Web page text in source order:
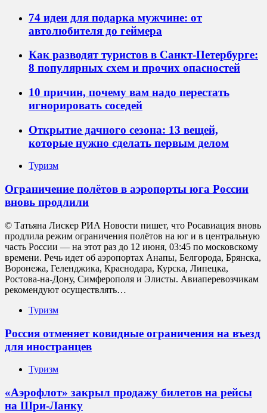
74 идеи для подарка мужчине: от
автолюбителя до геймера
Как разводят туристов в Санкт-Петербурге:
8 популярных схем и прочих опасностей
10 причин, почему вам надо перестать
игнорировать соседей
Открытие дачного сезона: 13 вещей,
которые нужно сделать первым делом
Туризм
Ограничение полётов в аэропорты юга России
вновь продлили
© Татьяна Лискер РИА Новости пишет, что Росавиация вновь
продлила режим ограничения полётов на юг и в центральную
часть России — на этот раз до 12 июня, 03:45 по московскому
времени. Речь идет об аэропортах Анапы, Белгорода, Брянска,
Воронежа, Геленджика, Краснодара, Курска, Липецка,
Ростова-на-Дону, Симферополя и Элисты. Авиаперевозчикам
рекомендуют осуществлять…
Туризм
Россия отменяет ковидные ограничения на въезд
для иностранцев
Туризм
«Аэрофлот» закрыл продажу билетов на рейсы
на Шри-Ланку